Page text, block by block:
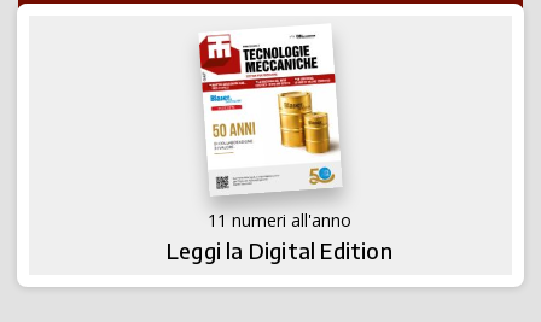
11 numeri all'anno
Leggi la Digital Edition